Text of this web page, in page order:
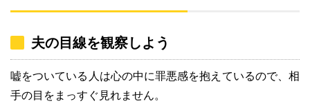
夫の目線を観察しよう
嘘をついている人は心の中に罪悪感を抱えているので、相
手の目をまっすぐ見れません。